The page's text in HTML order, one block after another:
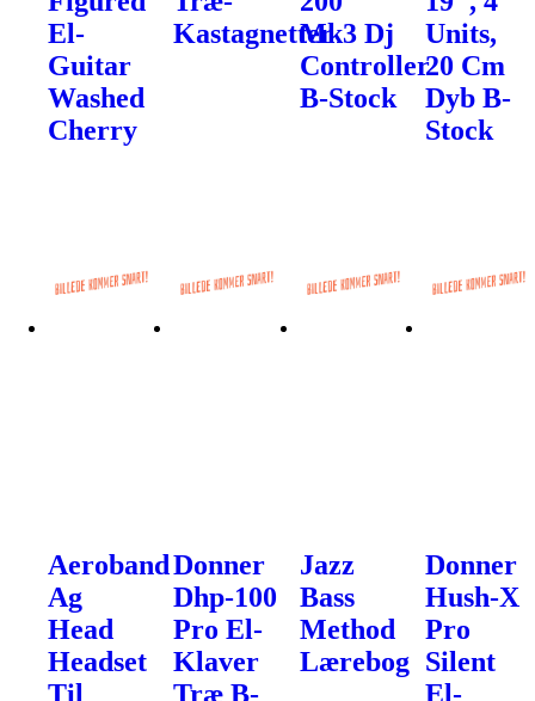
El-
Guitar
Washed
Cherry
KastagnetterMk3 Dj
Controller
B-Stock
Units,
20 Cm
Dyb B-
Stock
Aeroband
Ag
Head
Headset
Til
Donner
Dhp-100
Pro El-
Klaver
Træ B-
Jazz
Bass
Method
Lærebog
Donner
Hush-X
Pro
Silent
El-